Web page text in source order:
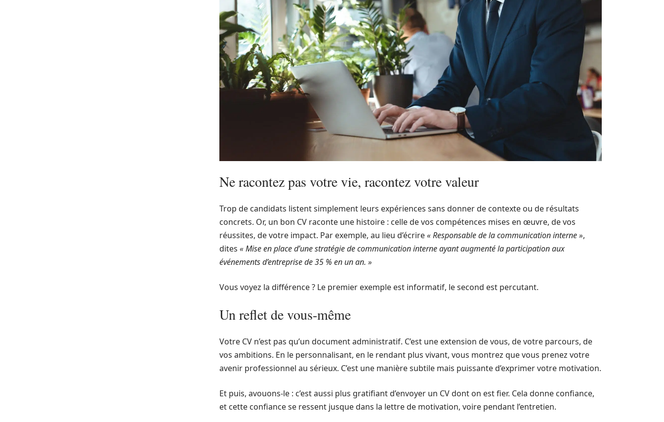
Ne racontez pas votre vie, racontez votre valeur
Trop de candidats listent simplement leurs expériences sans donner de contexte ou de résultats
concrets. Or, un bon CV raconte une histoire : celle de vos compétences mises en œuvre, de vos
réussites, de votre impact. Par exemple, au lieu d’écrire« Responsable de la communication interne »,
dites « Mise en place d’une stratégie de communication interne ayant augmenté la participation aux
événements d’entreprise de 35 % en un an. »
Vous voyez la différence ? Le premier exemple est informatif, le second est percutant.
Un reflet de vous-même
Votre CV n’est pas qu’un document administratif. C’est une extension de vous, de votre parcours, de
vos ambitions. En le personnalisant, en le rendant plus vivant, vous montrez que vous prenez votre
avenir professionnel au sérieux. C’est une manière subtile mais puissante d’exprimer votre motivation.
Et puis, avouons-le : c’est aussi plus gratifiant d’envoyer un CV dont on est fier. Cela donne confiance,
et cette confiance se ressent jusque dans la lettre de motivation, voire pendant l’entretien.